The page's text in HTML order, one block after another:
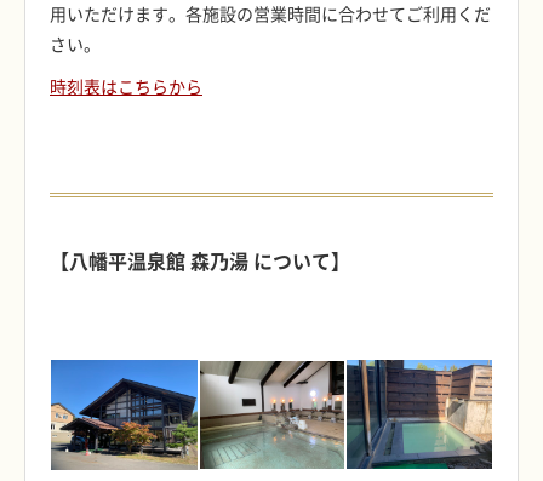
用いただけます。各施設の営業時間に合わせてご利用くだ
さい。
時刻表はこちらから
【八幡平温泉館 森乃湯 について】